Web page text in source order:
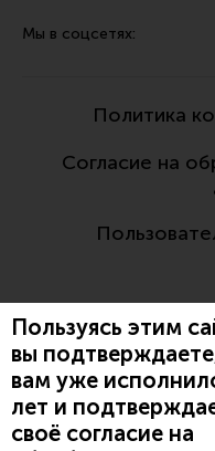
Пользуясь этим
вы
вам уже
лет и
своё согласие на
Мы в соцсетях:
Политика
Согласие на